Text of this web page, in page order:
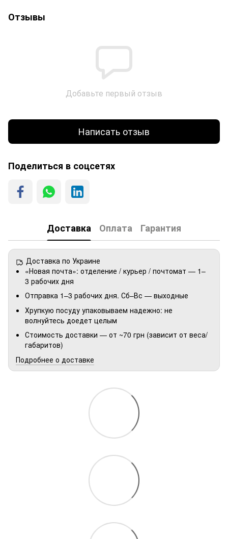
Отзывы
Добавьте первый отзыв
Написать отзыв
Поделиться в соцсетях
Доставка Оплата Гарантия
Доставка по Украине
«Новая почта»: отделение / курьер / почтомат — 1–
3 рабочих дня
Отправка 1–3 рабочих дня. Сб–Вс — выходные
Хрупкую посуду упаковываем надежно: не
волнуйтесь доедет целым
Стоимость доставки — от ~70 грн (зависит от веса/
габаритов)
Подробнее о доставке